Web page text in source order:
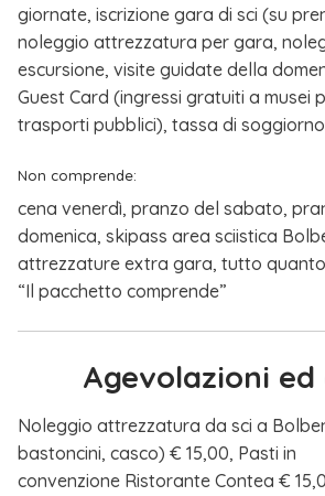
giornate, iscrizione gara di sci (su
noleggio attrezzatura per gara,
escursione, visite guidate della
Guest Card (ingressi gratuiti a musei
trasporti pubblici), tassa di soggiorno
Non comprende:
cena venerdì, pranzo del sabato,
domenica, skipass area sciistica
attrezzature extra gara, tutto
“Il pacchetto comprende”
Agevolazioni
Noleggio attrezzatura da sci a
bastoncini, casco) € 15,00, Pasti in
convenzione Ristorante Contea €